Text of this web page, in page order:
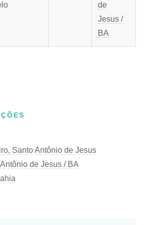
de
Jesus /
BA
Santo Antônio de Jesus
de Jesus / BA